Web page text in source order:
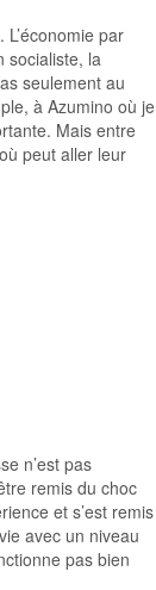
par
socialiste, la
seulement au
à Azumino où je
Mais entre
peut aller leur
n’est pas
remis du choc
et s’est remis
avec un niveau
pas bien